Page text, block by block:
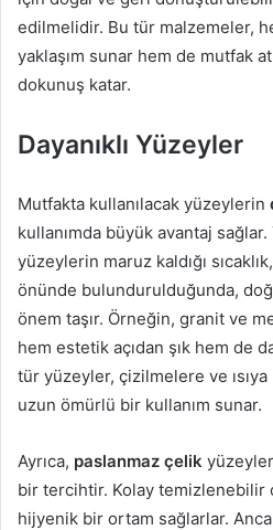
edilmelidir. Bu tür malzemeler,
yaklaşım sunar hem de mutfak
dokunuş katar.
Dayanıklı Yüzeyler
Mutfakta kullanılacak yüzeylerin
kullanımda büyük avantaj
yüzeylerin maruz kaldığı
önünde bulundurulduğunda,
önem taşır. Örneğin, granit ve
hem estetik açıdan şık hem de
tür yüzeyler, çizilmelere ve
uzun ömürlü bir kullanım sunar.
Ayrıca, paslanmaz çelik
bir tercihtir. Kolay temizlenebilir
hijyenik bir ortam sağlarlar.